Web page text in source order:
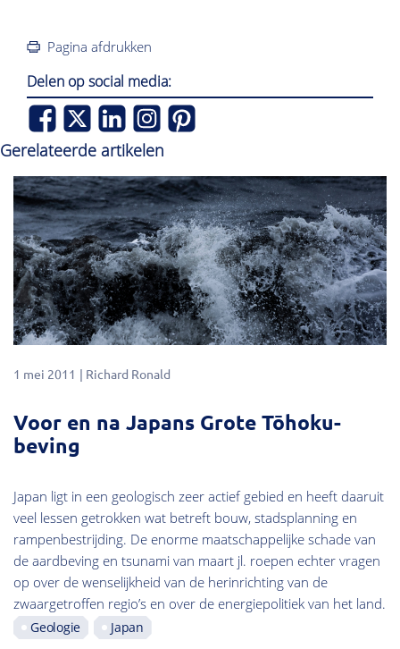
Pagina afdrukken
Delen op social media:
Gerelateerde artikelen
1 mei 2011 Richard Ronald
Voor en na Japans Grote Tōhoku-
beving
Japan ligt in een geologisch zeer actief gebied en heeft daaruit
veel lessen getrokken wat betreft bouw, stadsplanning en
rampenbestrijding. De enorme maatschappelijke schade van
de aardbeving en tsunami van maart jl. roepen echter vragen
op over de wenselijkheid van de herinrichting van de
zwaargetroffen regio’s en over de energiepolitiek van het land.
Geologie Japan